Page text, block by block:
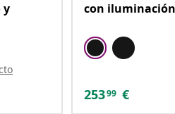
y
con
25399 €